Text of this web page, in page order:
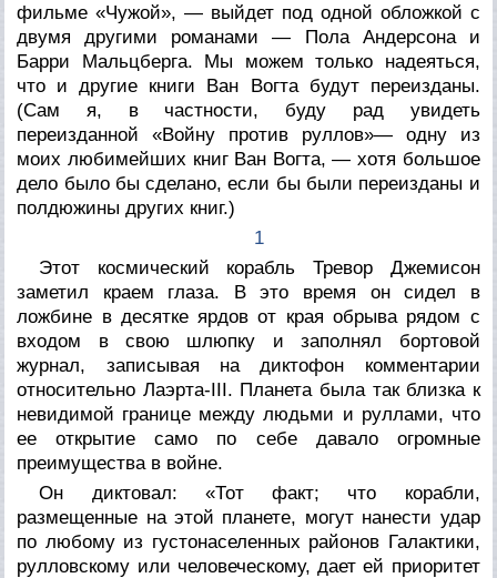
фильме «Чужой», — выйдет под одной обложкой с
двумя другими романами — Пола Андерсона и
Барри Мальцберга. Мы можем только надеяться,
что и другие книги Ван Вогта будут переизданы.
(Сам я, в частности, буду рад увидеть
переизданной «Войну против руллов»— одну из
моих любимейших книг Ван Вогта, — хотя большое
дело было бы сделано, если бы были переизданы и
полдюжины других книг.)
1
Этот космический корабль Тревор Джемисон
заметил краем глаза. В это время он сидел в
ложбине в десятке ярдов от края обрыва рядом с
входом в свою шлюпку и заполнял бортовой
журнал, записывая на диктофон комментарии
относительно Лаэрта-III. Планета была так близка к
невидимой границе между людьми и руллами, что
ее открытие само по себе давало огромные
преимущества в войне.
Он диктовал: «Тот факт; что корабли,
размещенные на этой планете, могут нанести удар
по любому из густонаселенных районов Галактики,
рулловскому или человеческому,дает ей приоритет